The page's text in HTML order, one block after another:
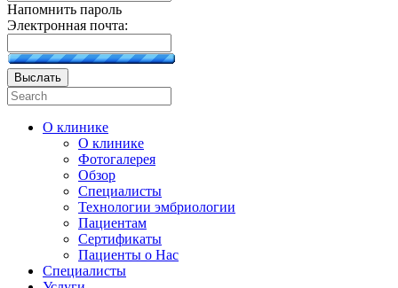
Напомнить пароль
Электронная почта:
Выслать
О клинике
О клинике
Фотогалерея
Обзор
Специалисты
Технологии эмбриологии
Пациентам
Сертификаты
Пациенты о Нас
Специалисты